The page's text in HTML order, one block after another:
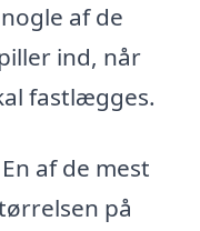
af de
ind, når
fastlægges.
En af de mest
på